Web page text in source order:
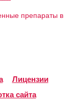
препараты в
Лицензии
сайта